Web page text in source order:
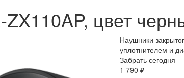
цвет
Наушники
уплотнителем и
Забрать сегодня
1 790 ₽